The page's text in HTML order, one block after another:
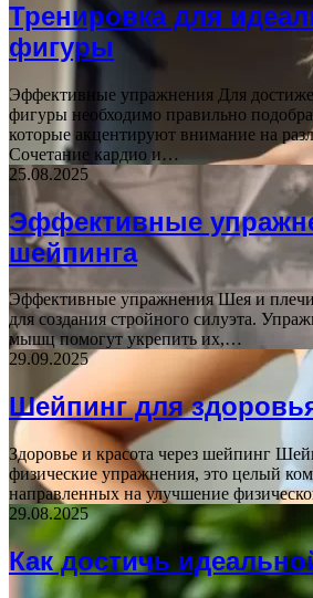
Тренировка для
фигуры
Эффективные упражнения Для
фигуры необходимо правильно
которые акцентируют внимание на
Сочетание кардио и…
25.08.2025
Эффективные
шейпинга
Эффективные упражнения Шея и
для создания стройного силуэта.
мышц помогут укрепить их,…
29.09.2025
Шейпинг для
Здоровье и красота через шейпинг
физические упражнения, это целый
направленных на улучшение
29.08.2025
Как достичь